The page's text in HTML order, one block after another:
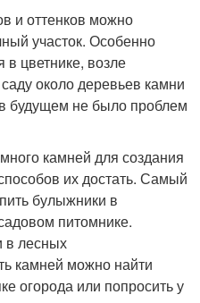
и оттенков можно
участок. Особенно
в цветнике, возле
около деревьев камни
будущем не было проблем
камней для создания
их достать. Самый
булыжники в
питомнике.
в лесных
камней можно найти
огорода или попросить у